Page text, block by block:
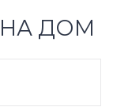
НА ДОМ